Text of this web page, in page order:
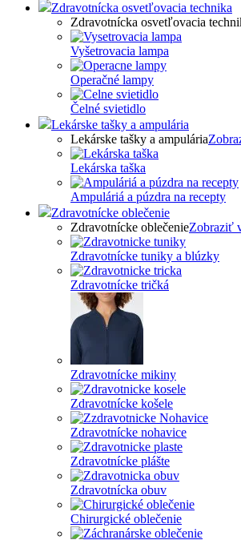
Zdravotnícka osvetľovacia technika
Zdravotnícka osvetľovacia
Vyšetrovacia lampa
Operačné lampy
Čelné svietidlo
Lekárske tašky a ampulária
Lekárske tašky a ampulária
Lekárska taška
Ampuláriá a púzdra na recepty
Zdravotnícke oblečenie
Zdravotnícke oblečenieZobraziť
Zdravotnícke tuniky a blúzky
Zdravotnícke tričká
Zdravotnícke mikiny
Zdravotnícke košele
Zdravotnícke nohavice
Zdravotnícke plášte
Zdravotnícka obuv
Chirurgické oblečenie